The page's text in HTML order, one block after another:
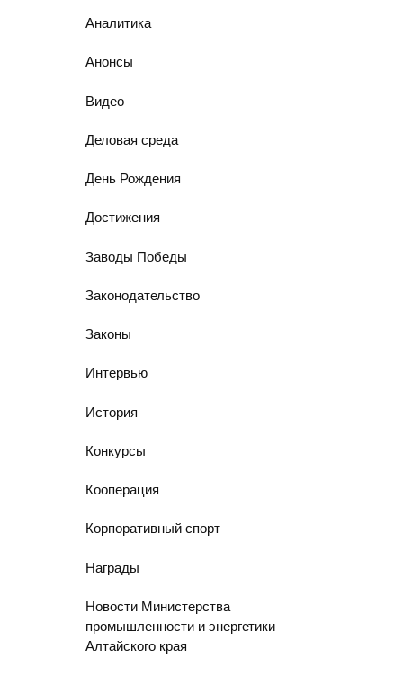
Аналитика
Анонсы
Видео
Деловая среда
День Рождения
Достижения
Заводы Победы
Законодательство
Законы
Интервью
История
Конкурсы
Кооперация
Корпоративный спорт
Награды
Новости Министерства
промышленности и энергетики
Алтайского края